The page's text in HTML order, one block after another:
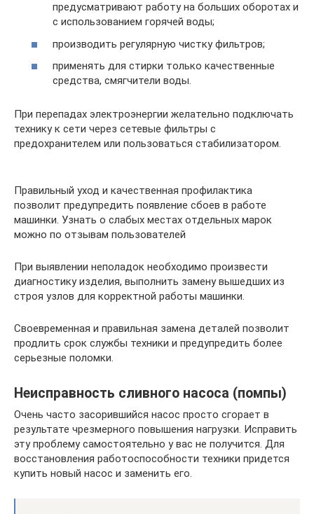
предусматривают работу на больших оборотах и
с использованием горячей воды;
производить регулярную чистку фильтров;
применять для стирки только качественные
средства, смягчители воды.
При перепадах электроэнергии желательно подключать
технику к сети через сетевые фильтры с
предохранителем или пользоваться стабилизатором.
Правильный уход и качественная профилактика
позволит предупредить появление сбоев в работе
машинки. Узнать о слабых местах отдельных марок
можно по отзывам пользователей
При выявлении неполадок необходимо произвести
диагностику изделия, выполнить замену вышедших из
строя узлов для корректной работы машинки.
Своевременная и правильная замена деталей позволит
продлить срок службы техники и предупредить более
серьезные поломки.
Неисправность сливного насоса (помпы)
Очень часто засорившийся насос просто сгорает в
результате чрезмерного повышения нагрузки. Исправить
эту проблему самостоятельно у вас не получится. Для
восстановления работоспособности техники придется
купить новый насос и заменить его.